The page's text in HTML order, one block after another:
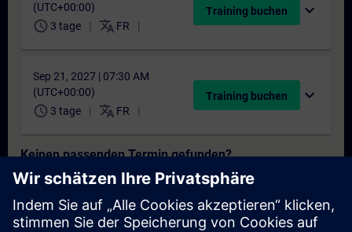
(UTC+00:00)
schedule 3 tage translate FR
Training buchen expand_more
Sep 21, 2027 | 07:30 AM
(UTC+00:00)
schedule 3 tage translate FR
Training buchen expand_more
Keinen passenden Termin gefunden?
Setzen Sie sich auf die Interessentenliste und erhalten Sie eine
Benachrichtigung sobald neue Termine verfügbar sind.
Benachrichtigungsservice aktivieren